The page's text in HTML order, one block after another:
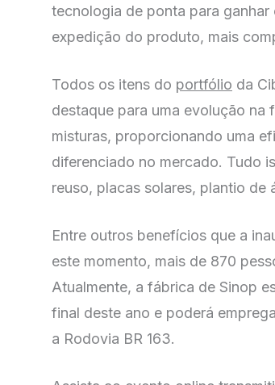
tecnologia de ponta para
expedição do produto, mais
Todos os itens do portfólio da
destaque para uma evolução na
misturas, proporcionando uma
diferenciado no mercado. Tudo
reuso, placas solares, plantio
Entre outros benefícios que a
este momento, mais de 870
Atualmente, a fábrica de Sinop
final deste ano e poderá
a Rodovia BR 163.